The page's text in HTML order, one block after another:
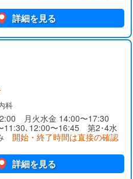
詳細を見る
科
月火水金 14:00〜17:30
11:30､12:00〜16:45 第2･4水
開始・終了時間は直接の確認
詳細を見る